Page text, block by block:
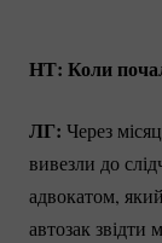
НТ: Коли
ЛГ: Через
вивезли до
адвокатом,
автозак